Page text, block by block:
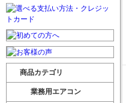
商品カテゴリ
業務用エアコン